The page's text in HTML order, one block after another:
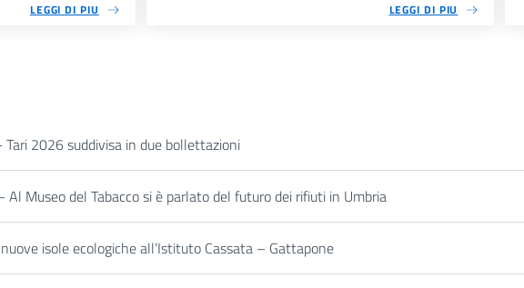
LEGGI DI PIU LEGGI DI PIU
Tari 2026 suddivisa in due bollettazioni
Al Museo del Tabacco si è parlato del futuro dei rifiuti in Umbria
isole ecologiche all’Istituto Cassata – Gattapone